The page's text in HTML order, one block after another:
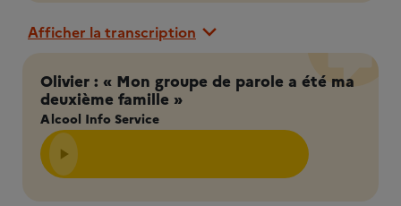
Afficher la transcription
Olivier : « Mon groupe de parole a été ma
deuxième famille »
Alcool Info Service